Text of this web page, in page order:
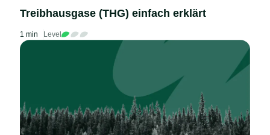
Treibhausgase (THG) einfach erklärt
1 min Level